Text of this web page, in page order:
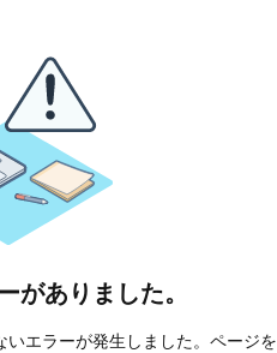
がありました。
エラーが発生しました。ページを